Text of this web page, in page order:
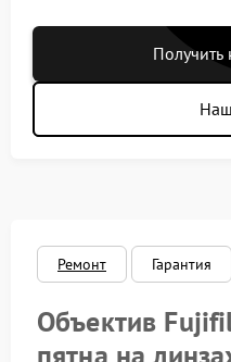
Получить
Ремонт Гарантия
Объектив
пятна на